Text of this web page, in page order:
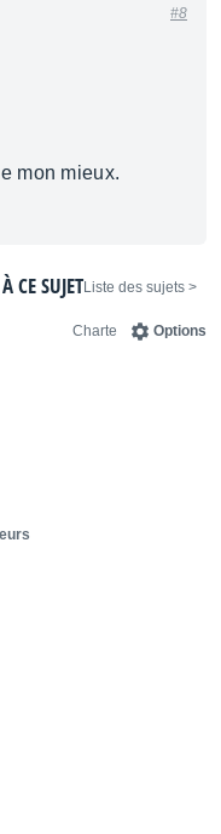
#8
mon mieux.
< Liste des sujets
CE SUJET
Options
Charte